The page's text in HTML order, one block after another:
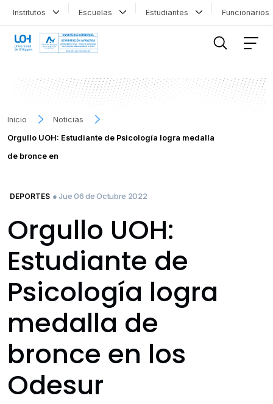
Institutos Escuelas Estudiantes
Inicio
Noticias
Orgullo UOH: Estudiante de Psicología logra medalla
de bronce en
DEPORTES ● Jue 06 de Octubre 2022
Orgullo UOH:
Estudiante de
Psicología logra
medalla de
bronce en los
Odesur